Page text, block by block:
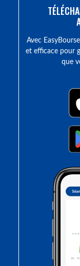
Avec
et efficace pour
que